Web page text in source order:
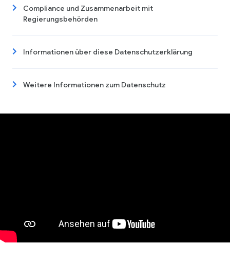
Compliance und Zusammenarbeit mit
Regierungsbehörden
Informationen über diese Datenschutzerklärung
Weitere Informationen zum Datenschutz